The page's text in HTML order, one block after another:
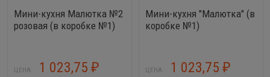
Мини-кухня Малютка №2
розовая (в коробке №1)
ЦЕНА: 1 023,75 ₽
Мини-кухня "Малютка" (в
коробке №1)
ЦЕНА: 1 023,75 ₽